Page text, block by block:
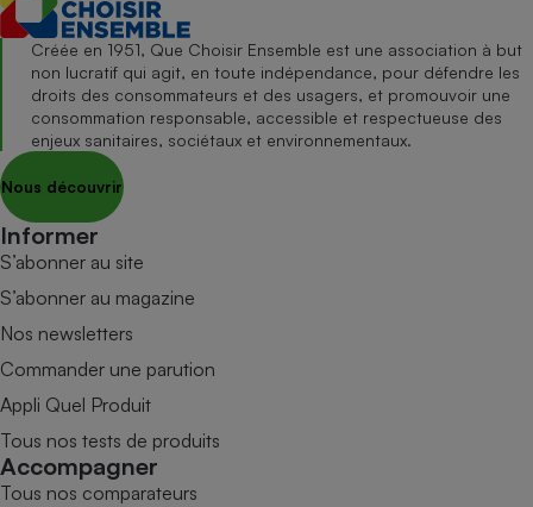
Créée en 1951, Que Choisir Ensemble est une association à but
non lucratif qui agit, en toute indépendance, pour défendre les
droits des consommateurs et des usagers, et promouvoir une
consommation responsable, accessible et respectueuse des
enjeux sanitaires, sociétaux et environnementaux.
Nous découvrir
Informer
S’abonner au site
S’abonner au magazine
Nos newsletters
Commander une parution
Appli Quel Produit
Tous nos tests de produits
Accompagner
Tous nos comparateurs